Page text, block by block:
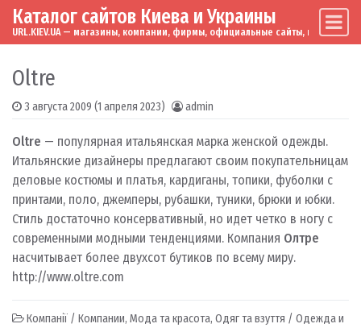
Skip to content
Main Navigation
Каталог сайтов Киева и Украины
URL.KIEV.UA — магазины, компании, фирмы, официальные сайты, мировые
Oltre
3 августа 2009 (1 апреля 2023) admin
Oltre — популярная итальянская марка женской одежды.
Итальянские дизайнеры предлагают своим покупательницам
деловые костюмы и платья, кардиганы, топики, фуболки с
принтами, поло, джемперы, рубашки, туники, брюки и юбки.
Стиль достаточно консервативный, но идет четко в ногу с
современными модными тенденциями. Компания Олтре
насчитывает более двухсот бутиков по всему миру.
http://www.oltre.com
Компанії / Компании, Мода та красота, Одяг та взуття / Одежда и